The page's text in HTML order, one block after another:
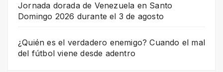
Jornada dorada de Venezuela en Santo
Domingo 2026 durante el 3 de agosto
¿Quién es el verdadero enemigo? Cuando el mal
del fútbol viene desde adentro